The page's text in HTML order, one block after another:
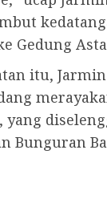
Gedung
itu,
yang
Bunguran